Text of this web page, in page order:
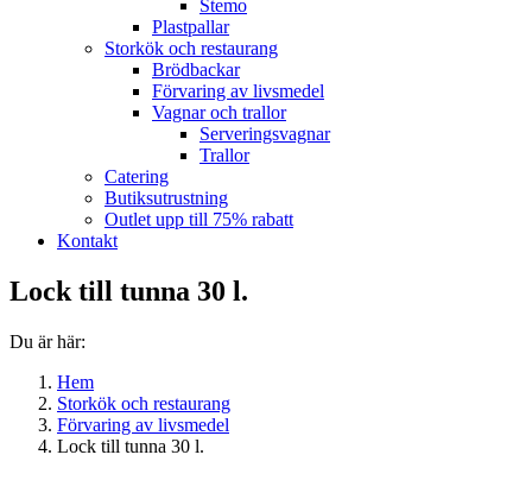
Stemo
Plastpallar
Storkök och restaurang
Brödbackar
Förvaring av livsmedel
Vagnar och trallor
Serveringsvagnar
Trallor
Catering
Butiksutrustning
Outlet upp till 75% rabatt
Kontakt
Lock till tunna 30 l.
Du är här:
Hem
Storkök och restaurang
Förvaring av livsmedel
Lock till tunna 30 l.